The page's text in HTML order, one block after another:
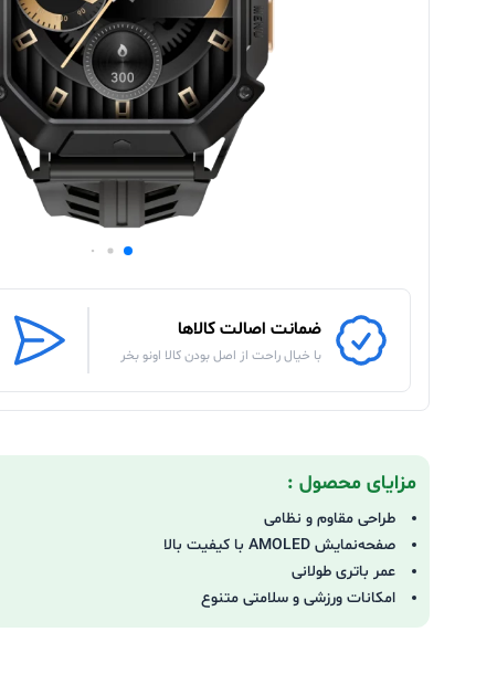
ضمانت اصالت کالاها
با خیال راحت از اصل بودن کالا اونو بخر
مزایای محصول :
طراحی مقاوم و نظامی
صفحه‌نمایش AMOLED با کیفیت بالا
عمر باتری طولانی
امکانات ورزشی و سلامتی متنوع